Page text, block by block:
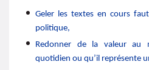
Geler les textes en cours
politique,
Redonner de la valeur au
quotidien ou qu’il représente